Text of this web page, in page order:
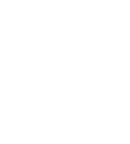
отрезов
вырезов и